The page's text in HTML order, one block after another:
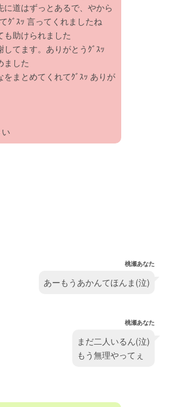
に道はずっとあるで、やから
ｸﾞｽｯ 言ってくれましたね
も助けられました
てます。ありがとうｸﾞｽｯ
ました
まとめてくれてｸﾞｽｯ ありが
桃瀬あなた
あーもうあかんてほんま(泣)
桃瀬あなた
まだ二人いるん(泣)
もう無理やってぇ